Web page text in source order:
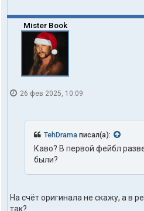
Mister Book
26 фев 2025, 10:09
TehDrama писал(а):
Каво? В первой фейбл
были?
На счёт оригинала не скажу, а в
так?